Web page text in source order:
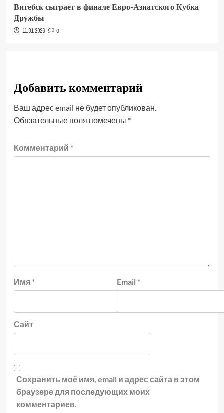
Витебск сыграет в финале Евро-Азиатского Кубка
Дружбы
11.01.2026 0
Добавить комментарий
Ваш адрес email не будет опубликован.
Обязательные поля помечены *
Комментарий *
Имя * Email *
Сайт
Сохранить моё имя, email и адрес сайта в этом
браузере для последующих моих
комментариев.